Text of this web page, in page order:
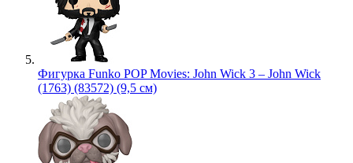
Фигурка Funko POP Movies: John Wick 3 – John Wick
(1763) (83572) (9,5 см)